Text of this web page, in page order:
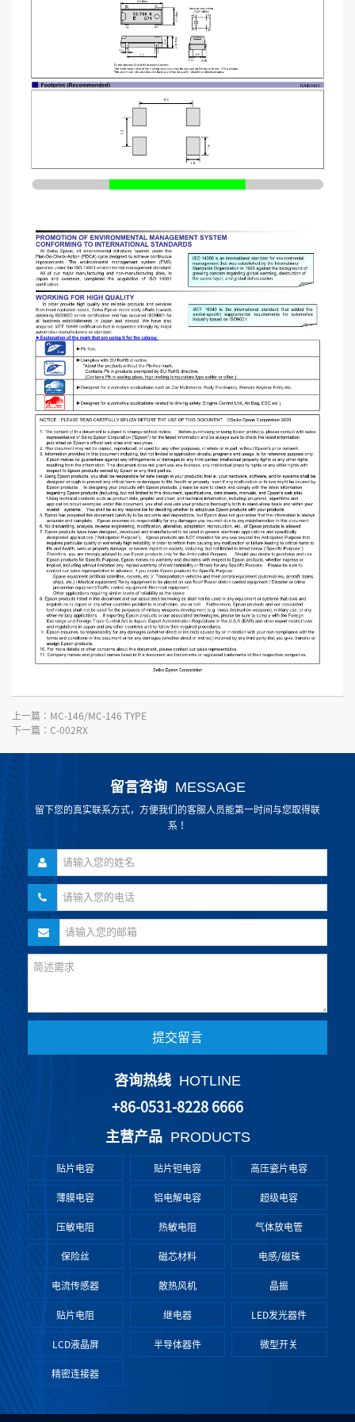
上一篇： MC-146/MC-146 TYPE
下一篇： C-002RX
留言咨询 MESSAGE
留下您的真实联系方式，方便我们的客服人员能第一时间与您取得联
系！
提交留言
咨询热线 HOTLINE
+86-0531-8228 6666
主营产品 PRODUCTS
贴片电容 贴片钽电容 高压瓷片电容
薄膜电容 铝电解电容 超级电容
压敏电阻 热敏电阻 气体放电管
保险丝 磁芯材料 电感/磁珠
电流传感器 散热风机 晶振
贴片电阻 继电器 LED发光器件
LCD液晶屏 半导体器件 微型开关
精密连接器